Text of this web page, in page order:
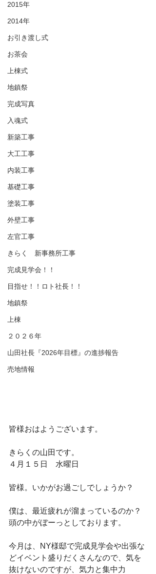
2015年
2014年
お引き渡し式
お茶会
上棟式
地鎮祭
完成写真
入魂式
新築工事
大工工事
内装工事
基礎工事
塗装工事
外壁工事
左官工事
きらく 新事務所工事
完成見学会！！
目指せ！！ロト社長！！
地鎮祭
上棟
２０２６年
山田社長『2026年目標』の進捗報告
売地情報
皆様おはようございます。
きらくの山田です。
４月１５日　水曜日
皆様。いかがお過ごしでしょうか？
僕は、最近疲れが溜まっているのか？
頭の中がぼーっとしております。
今月は、NY様邸で完成見学会や出張な
どイベント盛りだくさんなので、気を
抜けないのですが、気力と集中力